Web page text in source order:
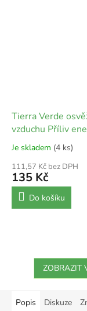
Tierra Verde
vzduchu Příliv
Je skladem (4 ks)
111,57 Kč bez DPH
135 Kč
Do košíku
ZOBRAZIT
Popis Diskuze